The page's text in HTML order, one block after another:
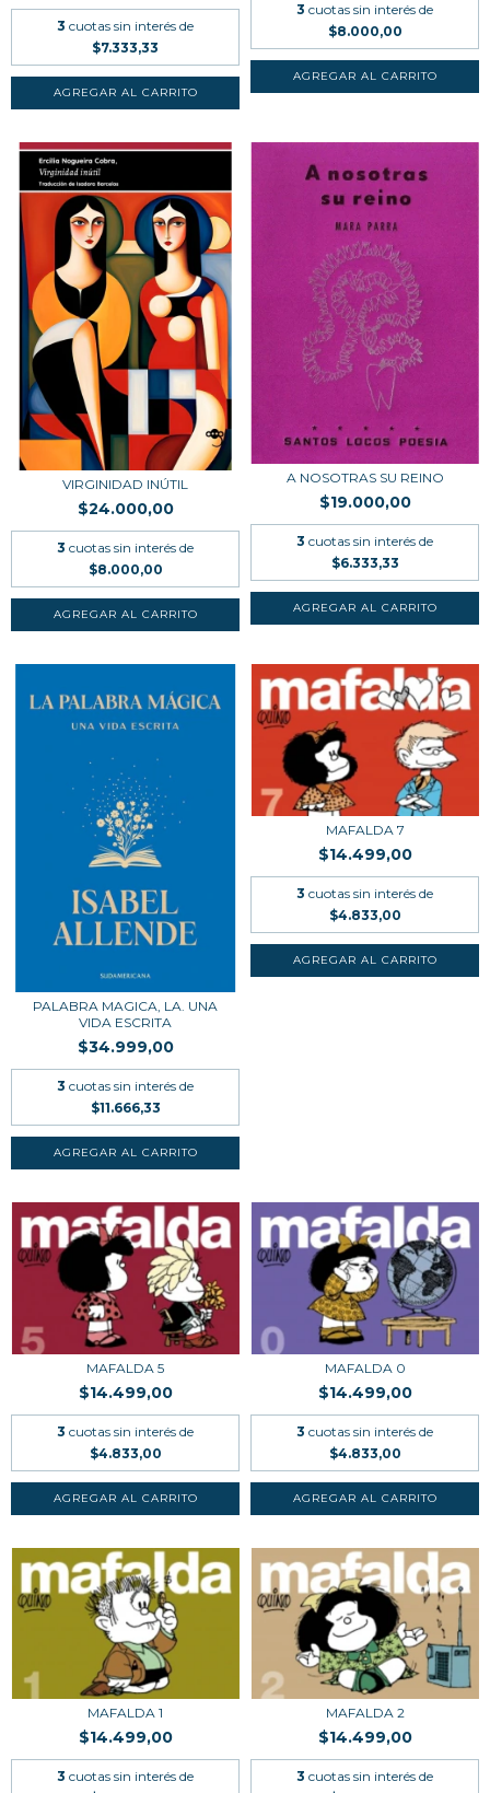
3 cuotas sin interés de
$7.333,33
3 cuotas sin interés de
$8.000,00
VIRGINIDAD INÚTIL
$24.000,00
3 cuotas sin interés de
$8.000,00
A NOSOTRAS SU REINO
$19.000,00
3 cuotas sin interés de
$6.333,33
PALABRA MAGICA, LA. UNA
VIDA ESCRITA
$34.999,00
3 cuotas sin interés de
$11.666,33
MAFALDA 7
$14.499,00
3 cuotas sin interés de
$4.833,00
MAFALDA 5
$14.499,00
3 cuotas sin interés de
$4.833,00
MAFALDA 0
$14.499,00
3 cuotas sin interés de
$4.833,00
MAFALDA 1
$14.499,00
3 cuotas sin interés de
MAFALDA 2
$14.499,00
3 cuotas sin interés de